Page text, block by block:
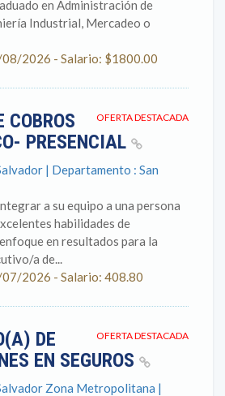
en Administración de
Industrial, Mercadeo o
2026 - Salario: $1800.00
OFERTA DESTACADA
COBROS
PRESENCIAL
| Departamento : San
a su equipo a una persona
habilidades de
en resultados para la
a de...
2026 - Salario: 408.80
OFERTA DESTACADA
DE
EN SEGUROS
Zona Metropolitana |